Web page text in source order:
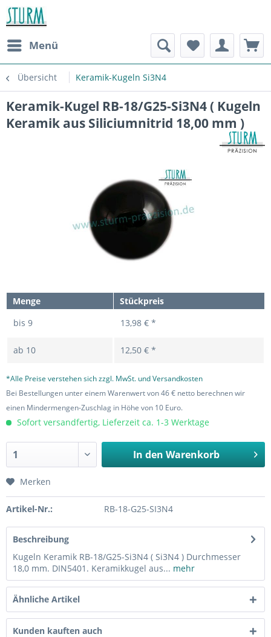
Menü
Übersicht Keramik-Kugeln Si3N4
Keramik-Kugel RB-18/G25-Si3N4 ( Kugeln
Keramik aus Siliciumnitrid 18,00 mm )
Menge
Stückpreis
bis 9 13,98 € *
ab 10 12,50 € *
*Alle Preise verstehen sich zzgl. MwSt. und Versandkosten
Bei Bestellungen unter einem Warenwert von 46 € netto berechnen wir
einen Mindermengen-Zuschlag in Höhe von 10 Euro.
Sofort versandfertig, Lieferzeit ca. 1-3 Werktage
In den Warenkorb
Merken
Artikel-Nr.: RB-18-G25-SI3N4
Beschreibung
Kugeln Keramik RB-18/G25-Si3N4 ( Si3N4 ) Durchmesser
18,0 mm. DIN5401. Keramikkugel aus... mehr
Ähnliche Artikel
Kunden kauften auch